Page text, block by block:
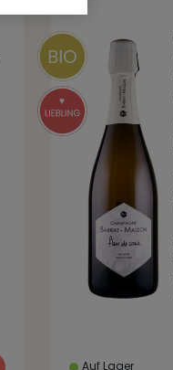
Auf Lager